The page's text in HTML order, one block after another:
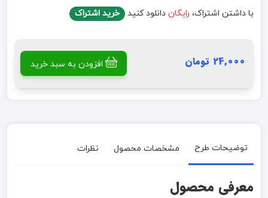
با داشتن اشتراک، رایگان دانلود کنید خرید اشتراک
24,000 تومان افزودن به سبد خرید
توضیحات طرح مشخصات محصول نظرات
معرفی محصول